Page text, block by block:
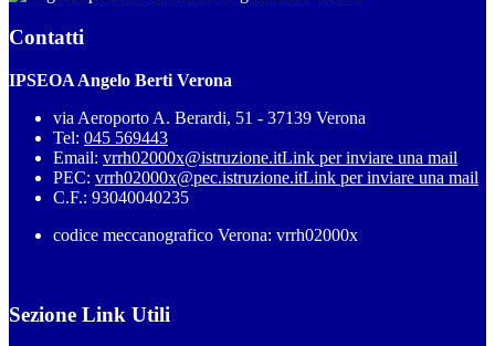
Contatti
IPSEOA Angelo Berti Verona
via Aeroporto A. Berardi, 51 - 37139 Verona
Tel: 045 569443
Email: vrrh02000x@istruzione.itLink per inviare una mail
PEC: vrrh02000x@pec.istruzione.itLink per inviare una mail
C.F.: 93040040235
codice meccanografico Verona: vrrh02000x
Sezione Link Utili